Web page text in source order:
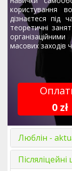
користування
дізнаєтеся під
теоретичні
масових заходів
0 zł
Люблін -